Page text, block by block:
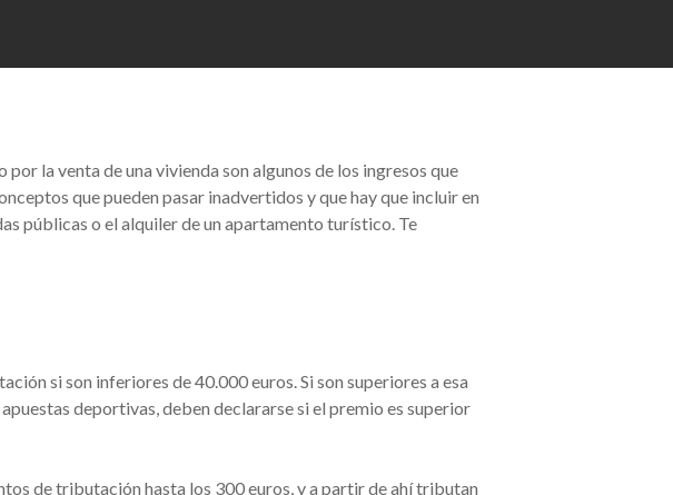
la venta de una vivienda son algunos de los ingresos que
que pueden pasar inadvertidos y que hay que incluir en
públicas o el alquiler de un apartamento turístico. Te
si son inferiores de 40.000 euros. Si son superiores a esa
deportivas, deben declararse si el premio es superior
de tributación hasta los 300 euros, y a partir de ahí tributan